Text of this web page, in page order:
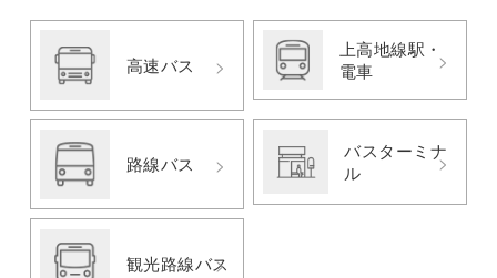
高速バス
上高地線駅・
電車
路線バス
バスターミナ
ル
観光路線バス